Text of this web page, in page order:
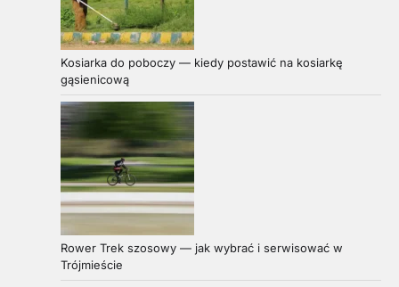
Kosiarka do poboczy — kiedy postawić na kosiarkę
gąsienicową
Rower Trek szosowy — jak wybrać i serwisować w
Trójmieście